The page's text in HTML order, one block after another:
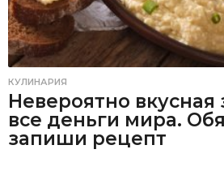
КУЛИНАРИЯ
Невероятно вкусная
все деньги мира.
запиши рецепт